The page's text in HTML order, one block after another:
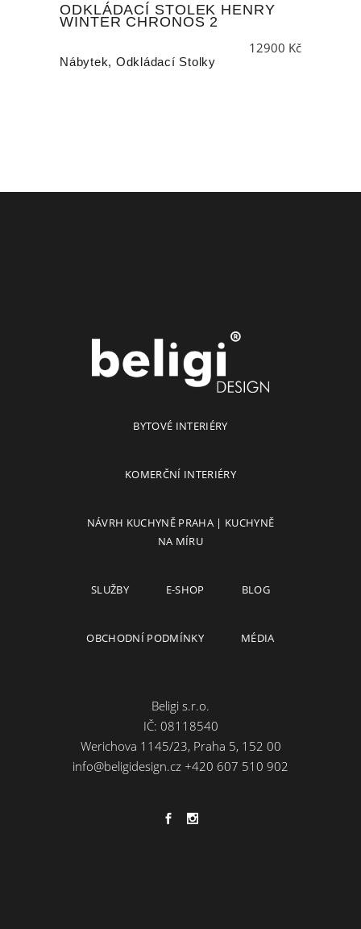
ODKLÁDACÍ STOLEK HENRY
WINTER CHRONOS 2
12900 Kč
Nábytek, Odkládací Stolky
BYTOVÉ INTERIÉRY
KOMERČNÍ INTERIÉRY
NÁVRH KUCHYNĚ PRAHA | KUCHYNĚ
NA MÍRU
SLUŽBY E-SHOP BLOG
OBCHODNÍ PODMÍNKY MÉDIA
Beligi s.r.o.
IČ: 08118540
Werichova 1145/23, Praha 5, 152 00
info@beligidesign.cz +420 607 510 902